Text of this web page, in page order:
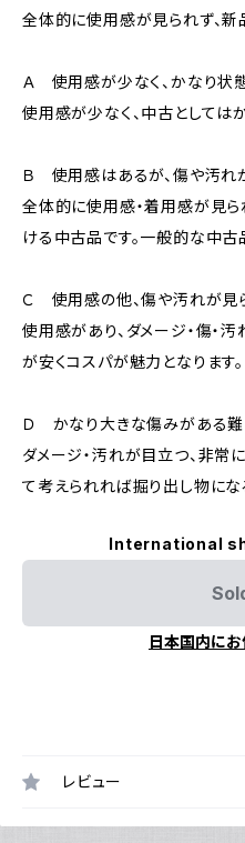
全体的に使用感が見られず、新
Ａ 使用感が少なく、かなり状
使用感が少なく、中古としては
Ｂ 使用感はあるが、傷や汚れ
全体的に使用感・着用感が見
ける中古品です。一般的な中古
Ｃ 使用感の他、傷や汚れが見
使用感があり、ダメージ・傷・
が安くコスパが魅力となります。
Ｄ かなり大きな傷みがある難
ダメージ・汚れが目立つ、非常
て考えられれば掘り出し物にな
International
日本国内に
レビュー